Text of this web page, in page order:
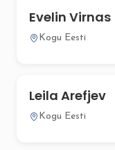
Evelin Virnas
Kogu Eesti
Leila Arefjev
Kogu Eesti